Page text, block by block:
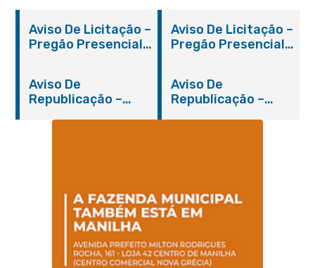
Aviso De Licitação –
Pregão Presencial
Aviso De Licitação –
Pregão Presencial
Aviso De
Republicação –
Aviso De
Republicação –